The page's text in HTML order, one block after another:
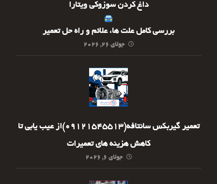
داغ کردن سوزوکی ویتارا
بررسی کامل علت ها، علائم و راه حل تعمیر
جولای ۲۶, ۲۰۲۶
تعمیر گیربکس سانتافه(09121545513)از عیب یابی تا
کاهش هزینه های تعمیرات
جولای ۶, ۲۰۲۶